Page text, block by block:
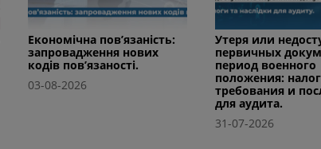
Економічна пов’язаність:
запровадження нових
кодів пов’язаності.
03-08-2026
Утеря или
первичных
период военного
положения:
требования и
для аудита.
31-07-2026